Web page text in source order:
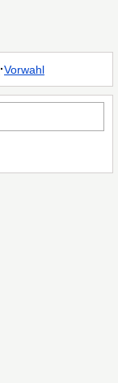
·Vorwahl